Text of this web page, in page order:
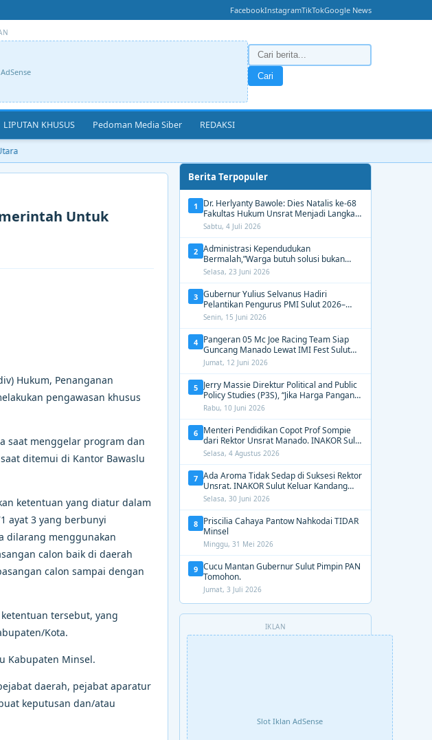
FacebookInstagramTikTokGoogle News
Cari
LIPUTAN KHUSUS Pedoman Media Siber REDAKSI
Untuk
Hukum, Penanganan
pengawasan khusus
saat menggelar program dan
ditemui di Kantor Bawaslu
ketentuan yang diatur dalam
ayat 3 yang berbunyi
dilarang menggunakan
calon baik di daerah
calon sampai dengan
tersebut, yang
Kota.
Kabupaten Minsel.
daerah, pejabat aparatur
keputusan dan/atau
Berita Terpopuler
1
Dr. Herlyanty Bawole: Dies Natalis ke-68
Fakultas Hukum Unsrat Menjadi Langkah
Nyata Membangun Generasi Hukum
Berdampak
Sabtu, 4 Juli 2026
2 Administrasi Kependudukan
Bermalah,”Warga butuh solusi bukan
Alasan dari Disdukcapil Manado
Selasa, 23 Juni 2026
3 Gubernur Yulius Selvanus Hadiri
Pelantikan Pengurus PMI Sulut 2026–
2031, Tekankan Gerak Cepat untuk
Kemanusiaan
Senin, 15 Juni 2026
4 Pangeran 05 Mc Joe Racing Team Siap
Guncang Manado Lewat IMI Fest Sulut
2026 Apex Drag Championship
Jumat, 12 Juni 2026
5 Jerry Massie Direktur Political and Public
Policy Studies (P3S), “Jika Harga Pangan
Tak Terkendali, Zulhas dan Budi Santoso
Tak Layak Dipertahankan”
Rabu, 10 Juni 2026
6 Menteri Pendidikan Copot Prof Sompie
dari Rektor Unsrat Manado. INAKOR Sulut
Kawal Unsur Pidana dan Siap Bongkar
Aroma Busuk di Suksesi Rektor
Selasa, 4 Agustus 2026
7 Ada Aroma Tidak Sedap di Suksesi Rektor
Unsrat. INAKOR Sulut Keluar Kandang
Kawal Proses Seleksi
Selasa, 30 Juni 2026
8 Priscilia Cahaya Pantow Nahkodai TIDAR
Minsel
Minggu, 31 Mei 2026
9 Cucu Mantan Gubernur Sulut Pimpin PAN
Tomohon.
Jumat, 3 Juli 2026
IKLAN
Slot Iklan AdSense